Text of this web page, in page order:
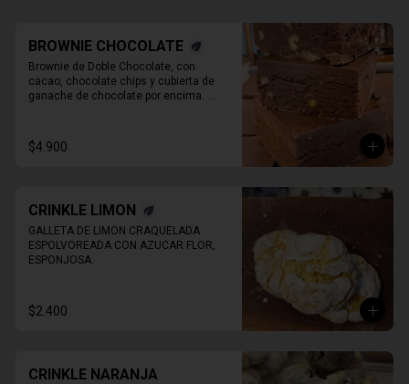
BROWNIE CHOCOLATE
Brownie de Doble Chocolate, con
cacao, chocolate chips y cubierta de
ganache de chocolate por encima.
$4.900
CRINKLE LIMON
GALLETA DE LIMON CRAQUELADA
ESPOLVOREADA CON AZUCAR FLOR,
ESPONJOSA.
$2.400
CRINKLE NARANJA